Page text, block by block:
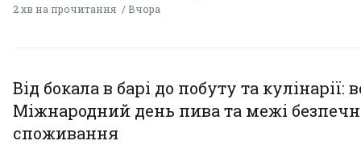
2 хв на прочитання Вчора
Від бокала в барі до побуту та кулінарії:
Міжнародний день пива та межі
споживання